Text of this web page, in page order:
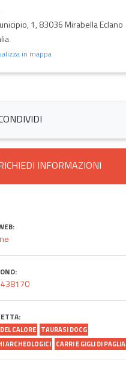
1, 83036 Mirabella Eclano
in mappa
INFORMAZIONI
CALORE TAURASI DOCG
ARCHEOLOGICI CARRI E GIGLI DI PAGLIA